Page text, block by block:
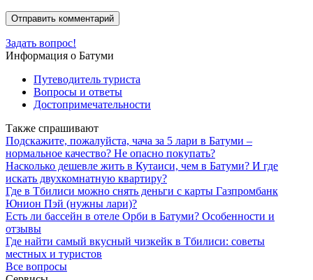
Задать вопрос!
Информация о Батуми
Путеводитель туриста
Вопросы и ответы
Достопримечательности
Также спрашивают
Подскажите, пожалуйста, чача за 5 лари в Батуми –
нормальное качество? Не опасно покупать?
Насколько дешевле жить в Кутаиси, чем в Батуми? И где
искать двухкомнатную квартиру?
Где в Тбилиси можно снять деньги с карты Газпромбанк
Юнион Пэй (нужны лари)?
Есть ли бассейн в отеле Орби в Батуми? Особенности и
отзывы
Где найти самый вкусный чизкейк в Тбилиси: советы
местных и туристов
Все вопросы